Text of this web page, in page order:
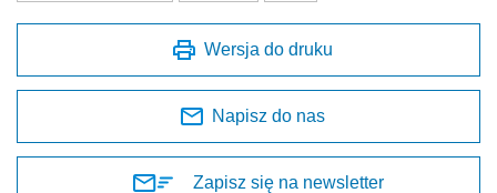
Wersja do druku
Napisz do nas
Zapisz się na newsletter